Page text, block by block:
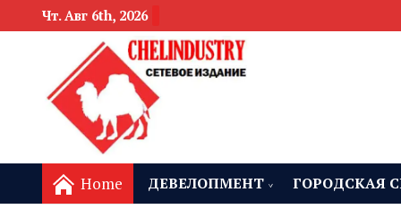
Чт. Авг 6th, 2026
Home ДЕВЕЛОПМЕНТ ГОРОДСКАЯ